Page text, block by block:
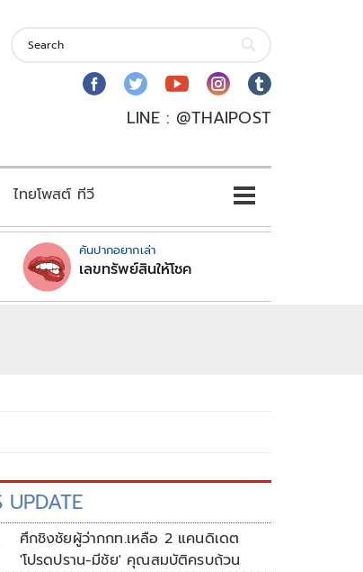
LINE : @THAIPOST
ไทยโพสต์ ทีวี
คันปากอยากเล่า
เลขทรัพย์สินให้โชค
UPDATE
ศึกชิงชัยผู้ว่ากกท.เหลือ 2 แคนดิเดต
'โปรดปราน-มีชัย' คุณสมบัติครบถ้วน